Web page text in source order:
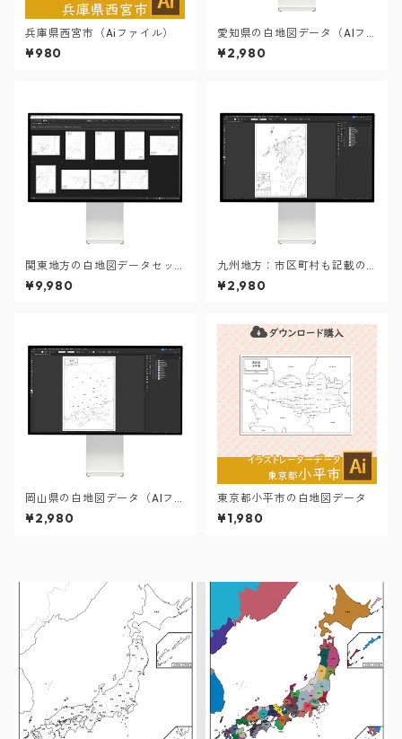
兵庫県西宮市（Aiファイル）
¥980
愛知県の白地図データ（AIフ
ァイル）
¥2,980
関東地方の白地図データセッ
ト：市町村も記載の地図デー
タ（PDF・Aiファイル）
¥9,980
九州地方：市区町村も記載の
地図データ（PDF・Aiファイ
ル）
¥2,980
岡山県の白地図データ（AIフ
ァイル）
¥2,980
東京都小平市の白地図データ
¥1,980